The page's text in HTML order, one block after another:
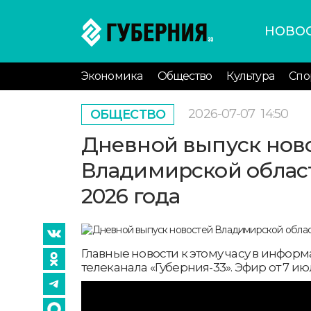
Экономика Общество Культура
ОБЩЕСТВО 2026-07-07 14:50
Дневной выпуск
Владимирской
2026 года
Главные новости к этому часу в
телеканала «Губерния-33». Эфир от 7